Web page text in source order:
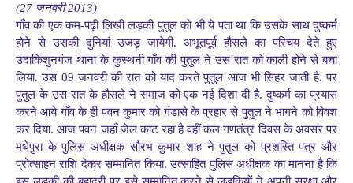
(27 जनवरी 2013)
गाँव की एक कम-पढ़ी लिखी लड़की पुतुल को भी ये पता था कि उसके साथ दुष्कर्म
होने से उसकी दुनियां उजड़ जायेगी. अभूतपूर्व हौसले का परिचय देते हुए
उदाकिशुनगंज थाना के कुस्थनी गाँव की पुतुल ने उस रात को काली होने से बचा
लिया. उस 09 जनवरी की रात को याद करते पुतुल आज भी सिहर जाती है. पर
पुतुल के उस रात के हौसले ने समाज को एक नई दिशा दी है. दुष्कर्म का प्रयास
करने आये गाँव के ही पवन कुमार को गंडासे के प्रहार से पुतुल ने भागने को विवश
कर दिया. आज पवन जहाँ जेल काट रहा है वहीं कल गणतंत्र दिवस के अवसर पर
मधेपुरा के पुलिस अधीक्षक सौरभ कुमार शाह ने पुतुल को प्रशस्ति पत्र और
प्रोत्साहन राशि देकर सम्मानित किया. उत्साहित पुलिस अधीक्षक का मानना है कि